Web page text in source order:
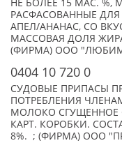
НЕ БОЛЕЕ 15 МАС. %,
РАСФАСОВАННЫЕ
АПЕЛ/АНАНАС, СО
МАССОВАЯ ДОЛЯ
(ФИРМА) ООО
0404 10 720 0
СУДОВЫЕ ПРИПАСЫ
ПОТРЕБЛЕНИЯ
МОЛОКО СГУЩЕННОЕ
КАРТ. КОРОБКИ.
8%. ; (ФИРМА) ООО